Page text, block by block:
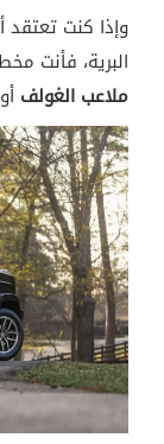
وإذا كنت
البرية، فأنت
ملاعب الغولف أو